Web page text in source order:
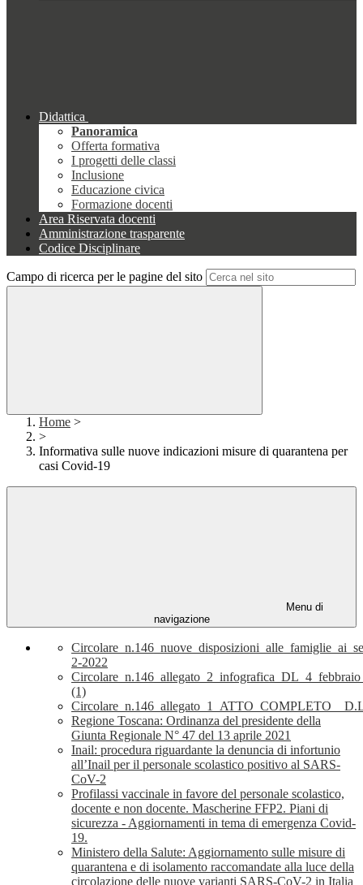
Didattica
Panoramica
Offerta formativa
I progetti delle classi
Inclusione
Educazione civica
Formazione docenti
Area Riservata docenti
Amministrazione trasparente
Codice Disciplinare
Campo di ricerca per le pagine del sito
Home >
>
Informativa sulle nuove indicazioni misure di quarantena per
casi Covid-19
Menu di
navigazione
2-2022
(1)
Regione Toscana: Ordinanza del presidente della
Giunta Regionale N° 47 del 13 aprile 2021
Inail: procedura riguardante la denuncia di infortunio
all’Inail per il personale scolastico positivo al SARS-
CoV-2
Profilassi vaccinale in favore del personale scolastico,
docente e non docente. Mascherine FFP2. Piani di
sicurezza - Aggiornamenti in tema di emergenza Covid-
19.
Ministero della Salute: Aggiornamento sulle misure di
quarantena e di isolamento raccomandate alla luce della
circolazione delle nuove varianti SARS-CoV-2 in Italia